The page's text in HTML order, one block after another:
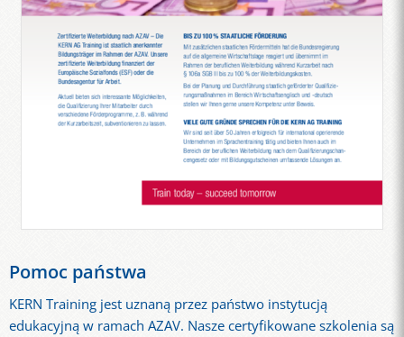
Pomoc państwa
KERN Training jest uznaną przez państwo instytucją
edukacyjną w ramach AZAV. Nasze certyfikowane szkolenia są